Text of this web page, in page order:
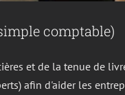
comptable)
et de la tenue de
afin d'aider les